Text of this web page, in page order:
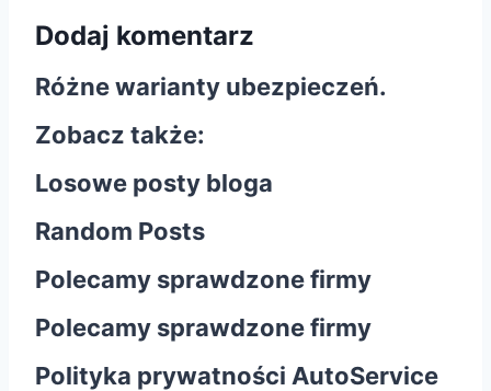
Dodaj komentarz
Różne warianty ubezpieczeń.
Zobacz także:
Losowe posty bloga
Random Posts
Polecamy sprawdzone firmy
Polecamy sprawdzone firmy
Polityka prywatności AutoService